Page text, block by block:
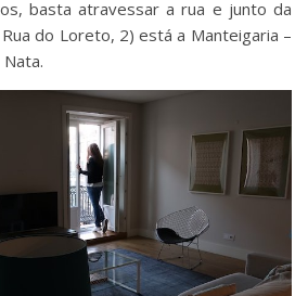
basta atravessar a rua e junto da
do Loreto, 2) está a Manteigaria –